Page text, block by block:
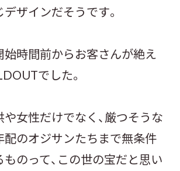
ザインだそうです。
時間前からお客さんが絶え
でした。
女性だけでなく、厳つそうな
配のオジサンたちまで無条件
のって、この世の宝だと思い